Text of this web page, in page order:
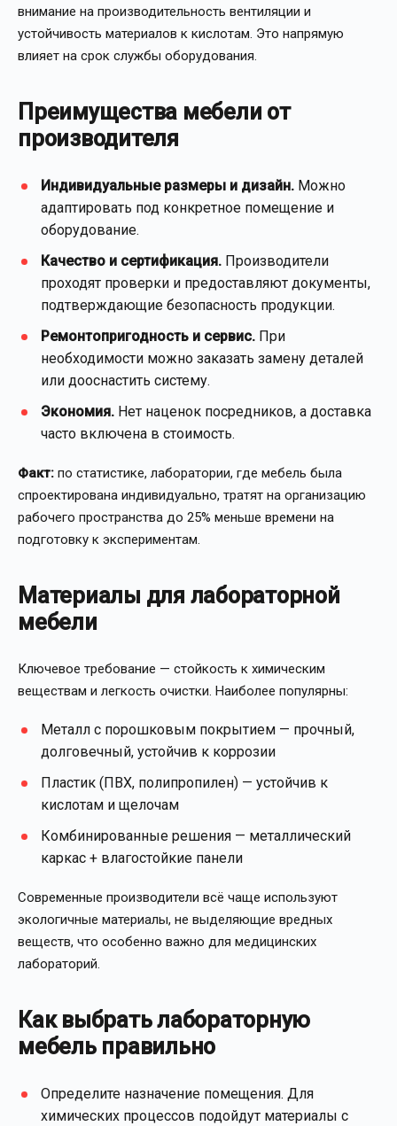
внимание на производительность вентиляции и
устойчивость материалов к кислотам. Это напрямую
влияет на срок службы оборудования.
Преимущества мебели от
производителя
Индивидуальные размеры и дизайн. Можно
адаптировать под конкретное помещение и
оборудование.
Качество и сертификация. Производители
проходят проверки и предоставляют документы,
подтверждающие безопасность продукции.
Ремонтопригодность и сервис. При
необходимости можно заказать замену деталей
или дооснастить систему.
Экономия. Нет наценок посредников, а доставка
часто включена в стоимость.
Факт: по статистике, лаборатории, где мебель была
спроектирована индивидуально, тратят на организацию
рабочего пространства до 25% меньше времени на
подготовку к экспериментам.
Материалы для лабораторной
мебели
Ключевое требование — стойкость к химическим
веществам и легкость очистки. Наиболее популярны:
Металл с порошковым покрытием — прочный,
долговечный, устойчив к коррозии
Пластик (ПВХ, полипропилен) — устойчив к
кислотам и щелочам
Комбинированные решения — металлический
каркас + влагостойкие панели
Современные производители всё чаще используют
экологичные материалы, не выделяющие вредных
веществ, что особенно важно для медицинских
лабораторий.
Как выбрать лабораторную
мебель правильно
Определите назначение помещения. Для
химических процессов подойдут материалы с